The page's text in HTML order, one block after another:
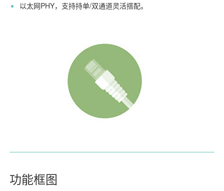
以太网PHY，支持持单/双通道灵活搭配。
功能框图